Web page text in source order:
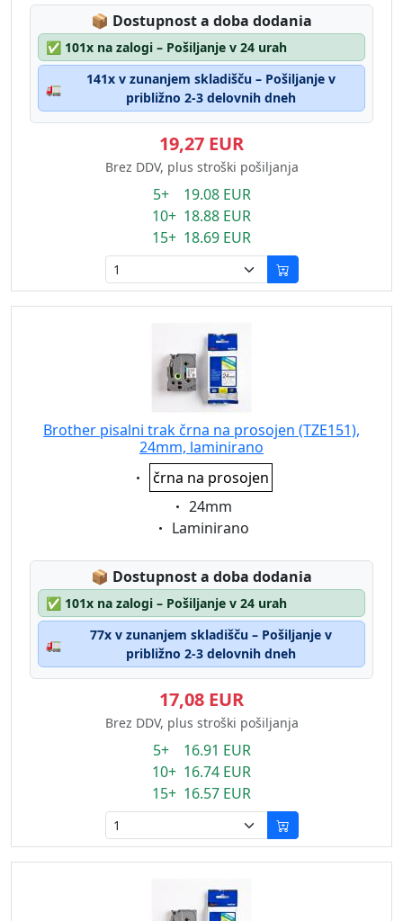
📦 Lagerstatus:
Dostupnost a doba dodania
✅ 101x na zalogi – Pošiljanje v 24 urah
🚛
141x v zunanjem skladišču – Pošiljanje v
približno 2-3 delovnih dneh
19,27 EUR
Brez DDV, plus stroški pošiljanja
5+ 19.08 EUR
10+ 18.88 EUR
15+ 18.69 EUR
Brother pisalni trak črna na prosojen (TZE151),
24mm, laminirano
Eigenschaft:
črna na prosojen
Eigenschaft:
24mm
Eigenschaft:
Laminirano
📦 Lagerstatus:
Dostupnost a doba dodania
✅ 101x na zalogi – Pošiljanje v 24 urah
🚛
77x v zunanjem skladišču – Pošiljanje v
približno 2-3 delovnih dneh
17,08 EUR
Brez DDV, plus stroški pošiljanja
5+ 16.91 EUR
10+ 16.74 EUR
15+ 16.57 EUR